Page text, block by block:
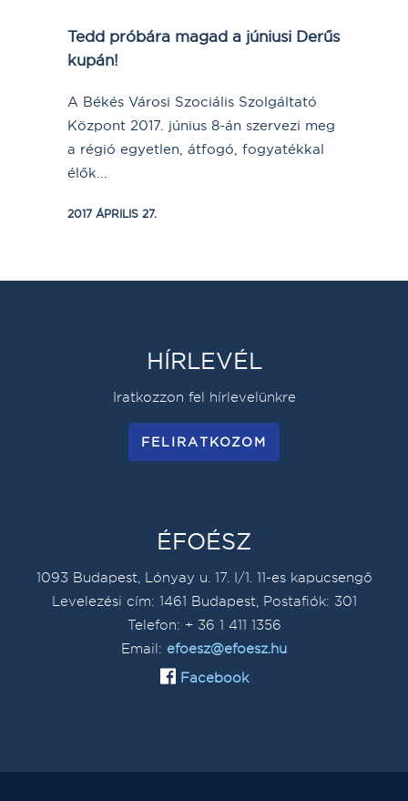
Tedd próbára magad a júniusi Derűs
kupán!
A Békés Városi Szociális Szolgáltató
Központ 2017. június 8-án szervezi meg
a régió egyetlen, átfogó, fogyatékkal
élők...
2017 ÁPRILIS 27.
HÍRLEVÉL
Iratkozzon fel hírlevelünkre
FELIRATKOZOM
ÉFOÉSZ
1093 Budapest, Lónyay u. 17. I/1. 11-es kapucsengő
Levelezési cím: 1461 Budapest, Postafiók: 301
Telefon: + 36 1 411 1356
Email: efoesz@efoesz.hu
Facebook